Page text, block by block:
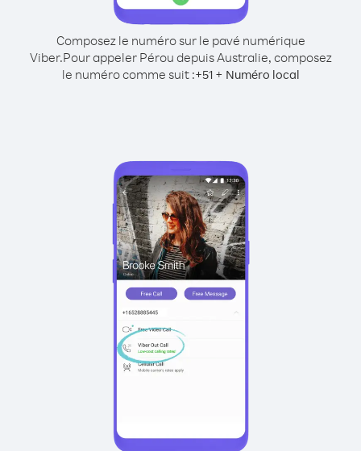
Composez le numéro sur le pavé numérique
Viber.Pour appeler Pérou depuis Australie, composez
le numéro comme suit :+51+ Numéro local